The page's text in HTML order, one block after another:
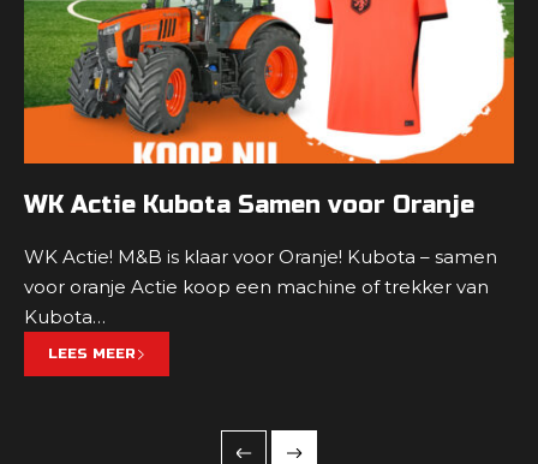
WK Actie Kubota Samen voor Oranje
WK Actie! M&B is klaar voor Oranje! Kubota – samen
voor oranje Actie koop een machine of trekker van
Kubota…
LEES MEER